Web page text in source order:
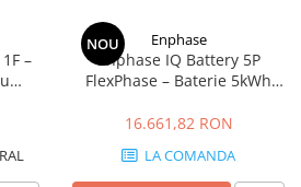
–
NOU Enphase
Enphase IQ Battery 5P
FlexPhase – Baterie 5kWh
Backup Ready
16.661,82 RON
LA COMANDA